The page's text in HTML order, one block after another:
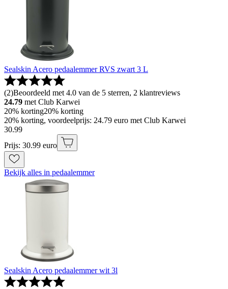
Sealskin Acero pedaalemmer RVS zwart 3 L
(2)Beoordeeld met 4.0 van de 5 sterren, 2 klantreviews
24.79 met Club Karwei
20% korting20% korting
20% korting, voordeelprijs: 24.79 euro met Club Karwei
30.99
Prijs: 30.99 euro
Bekijk alles in pedaalemmer
Sealskin Acero pedaalemmer wit 3l